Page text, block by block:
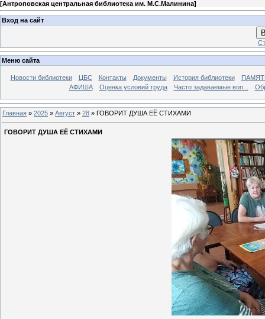
[Антроповская центральная библиотека им. М.С.Малинина]
Вход на сайт
Меню сайта
Новости библиотеки ЦБС Контакты Документы История библиотеки
АФИША
Оценка условий труда Часто задаваемые воп...
Главная » 2025 » Август » 28 » ГОВОРИТ ДУША ЕЁ СТИХАМИ
ГОВОРИТ ДУША ЕЁ СТИХАМИ